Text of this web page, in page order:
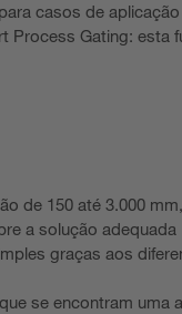
casos de
Process Gating: esta
de 150 até 3.000
a solução adequada
graças aos
se encontram uma